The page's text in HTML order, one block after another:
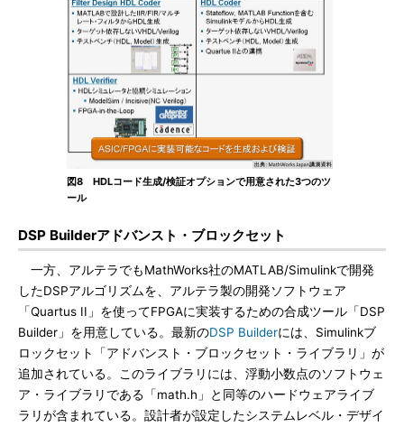
図8 HDLコード生成/検証オプションで用意された3つのツ
ール
DSP Builderアドバンスト・ブロックセット
一方、アルテラでもMathWorks社のMATLAB/Simulinkで開発
したDSPアルゴリズムを、アルテラ製の開発ソフトウェア
「Quartus II」を使ってFPGAに実装するための合成ツール「DSP
Builder」を用意している。最新のDSP Builderには、Simulinkブ
ロックセット「アドバンスト・ブロックセット・ライブラリ」が
追加されている。このライブラリには、浮動小数点のソフトウェ
ア・ライブラリである「math.h」と同等のハードウェアライブ
ラリが含まれている。設計者が設定したシステムレベル・デザイ